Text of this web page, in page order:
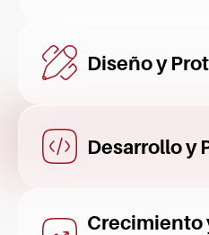
Diseño y
Desarrollo y
Crecimiento